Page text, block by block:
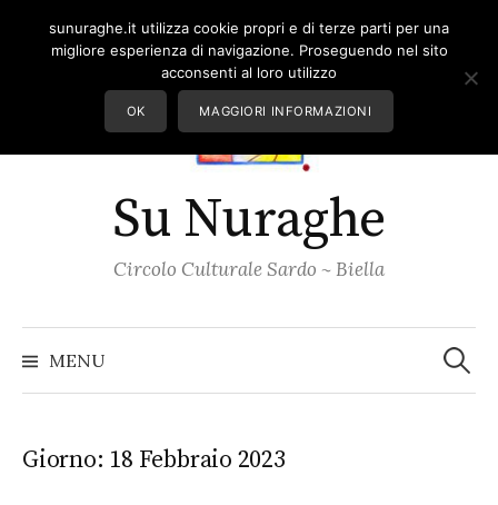
Su Nuraghe
Circolo Culturale Sardo ~ Biella
MENU per:
Giorno: 18 Febbraio 2023
sunuraghe.it utilizza cookie propri e di terze parti per una
migliore esperienza di navigazione. Proseguendo nel sito
acconsenti al loro utilizzo
OK MAGGIORI INFORMAZIONI